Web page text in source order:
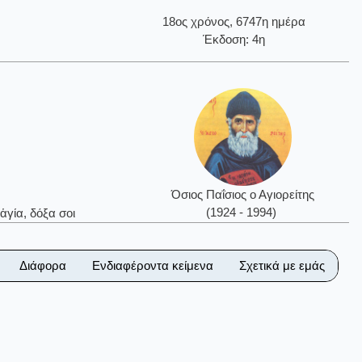
18ος χρόνος, 6747η ημέρα
Έκδοση: 4η
δόξα σοι
Όσιος Παΐσιος ο Αγιορείτης
(1924 - 1994)
Διάφορα Ενδιαφέροντα κείμενα Σχετικά με εμάς